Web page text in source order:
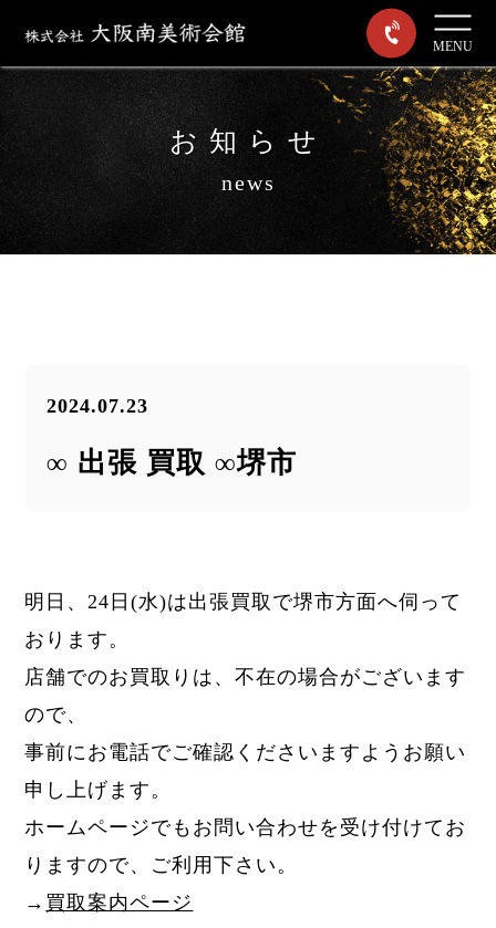
MENU
お知らせ
news
2024.07.23
∞ 出張 買取 ∞堺市
明日、24日(水)は出張買取で堺市方面へ伺って
おります。
店舗でのお買取りは、不在の場合がございます
ので、
事前にお電話でご確認くださいますようお願い
申し上げます。
ホームページでもお問い合わせを受け付けてお
りますので、ご利用下さい。
→ 買取案内ページ